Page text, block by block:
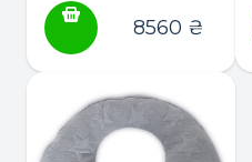
Lorelli Ventura
8560 ₴